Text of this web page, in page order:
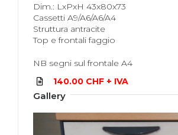
Dim.: LxPxH 43x80x73
Cassetti A9/A6/A6/A4
Struttura antracite
Top e frontali faggio
NB segni sul frontale A4
140.00 CHF + IVA
Gallery